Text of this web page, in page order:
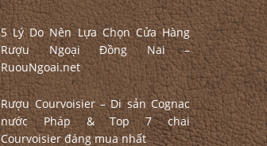
5 Lý Do Nên Lựa Chọn Cửa Hàng
Rượu Ngoại Đồng Nai –
RuouNgoai.net
Rượu Courvoisier – Di sản Cognac
nước Pháp & Top 7 chai
Courvoisier đáng mua nhất